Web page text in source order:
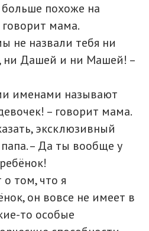
похоже на
мама.
не назвали тебя ни
ни Дашей и ни Машей! –
именами называют
– говорит мама.
эксклюзивный
– Да ты вообще у
о том, что я
он вовсе не имеет в
то особые